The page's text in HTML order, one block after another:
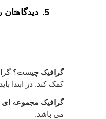
دیدگاهتان
گرافیک چیست؟
کمک کند. در ابتدا
گرافیک مجموعه ای
می باشد.